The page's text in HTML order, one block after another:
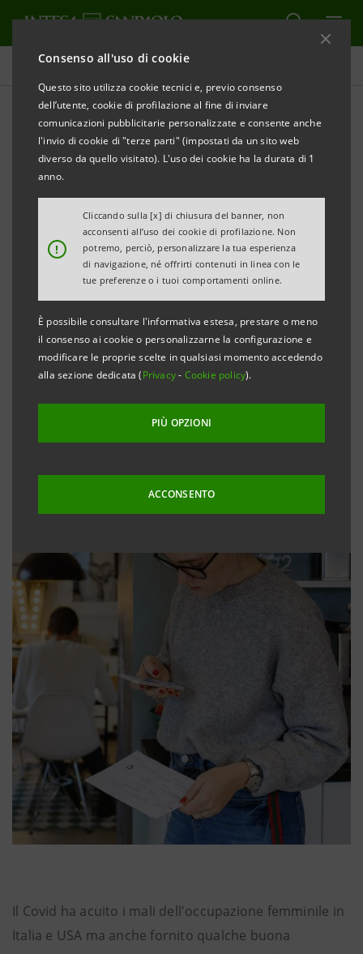
Consenso all'uso di cookie
Questo sito utilizza cookie tecnici e, previo consenso
dell’utente, cookie di profilazione al fine di inviare
comunicazioni pubblicitarie personalizzate e consente anche
l'invio di cookie di "terze parti" (impostati da un sito web
diverso da quello visitato). L'uso dei cookie ha la durata di 1
anno.
!
Cliccando sulla [x] di chiusura del banner, non
acconsenti all’uso dei cookie di profilazione. Non
potremo, perciò, personalizzare la tua esperienza
di navigazione, né offrirti contenuti in linea con le
tue preferenze o i tuoi comportamenti online.
È possibile consultare l'informativa estesa, prestare o meno
il consenso ai cookie o personalizzarne la configurazione e
modificare le proprie scelte in qualsiasi momento accedendo
alla sezione dedicata (Privacy- Cookie policy).
PIÙ OPZIONI
ACCONSENTO
Tutti i progetti
ECONOMIA
L'effetto del Covid
sull'occupazione femminile:
Italia e USA a confronto
Il Covid ha acuito i mali dell'occupazione femminile in
Italia e USA ma anche fornito qualche buona